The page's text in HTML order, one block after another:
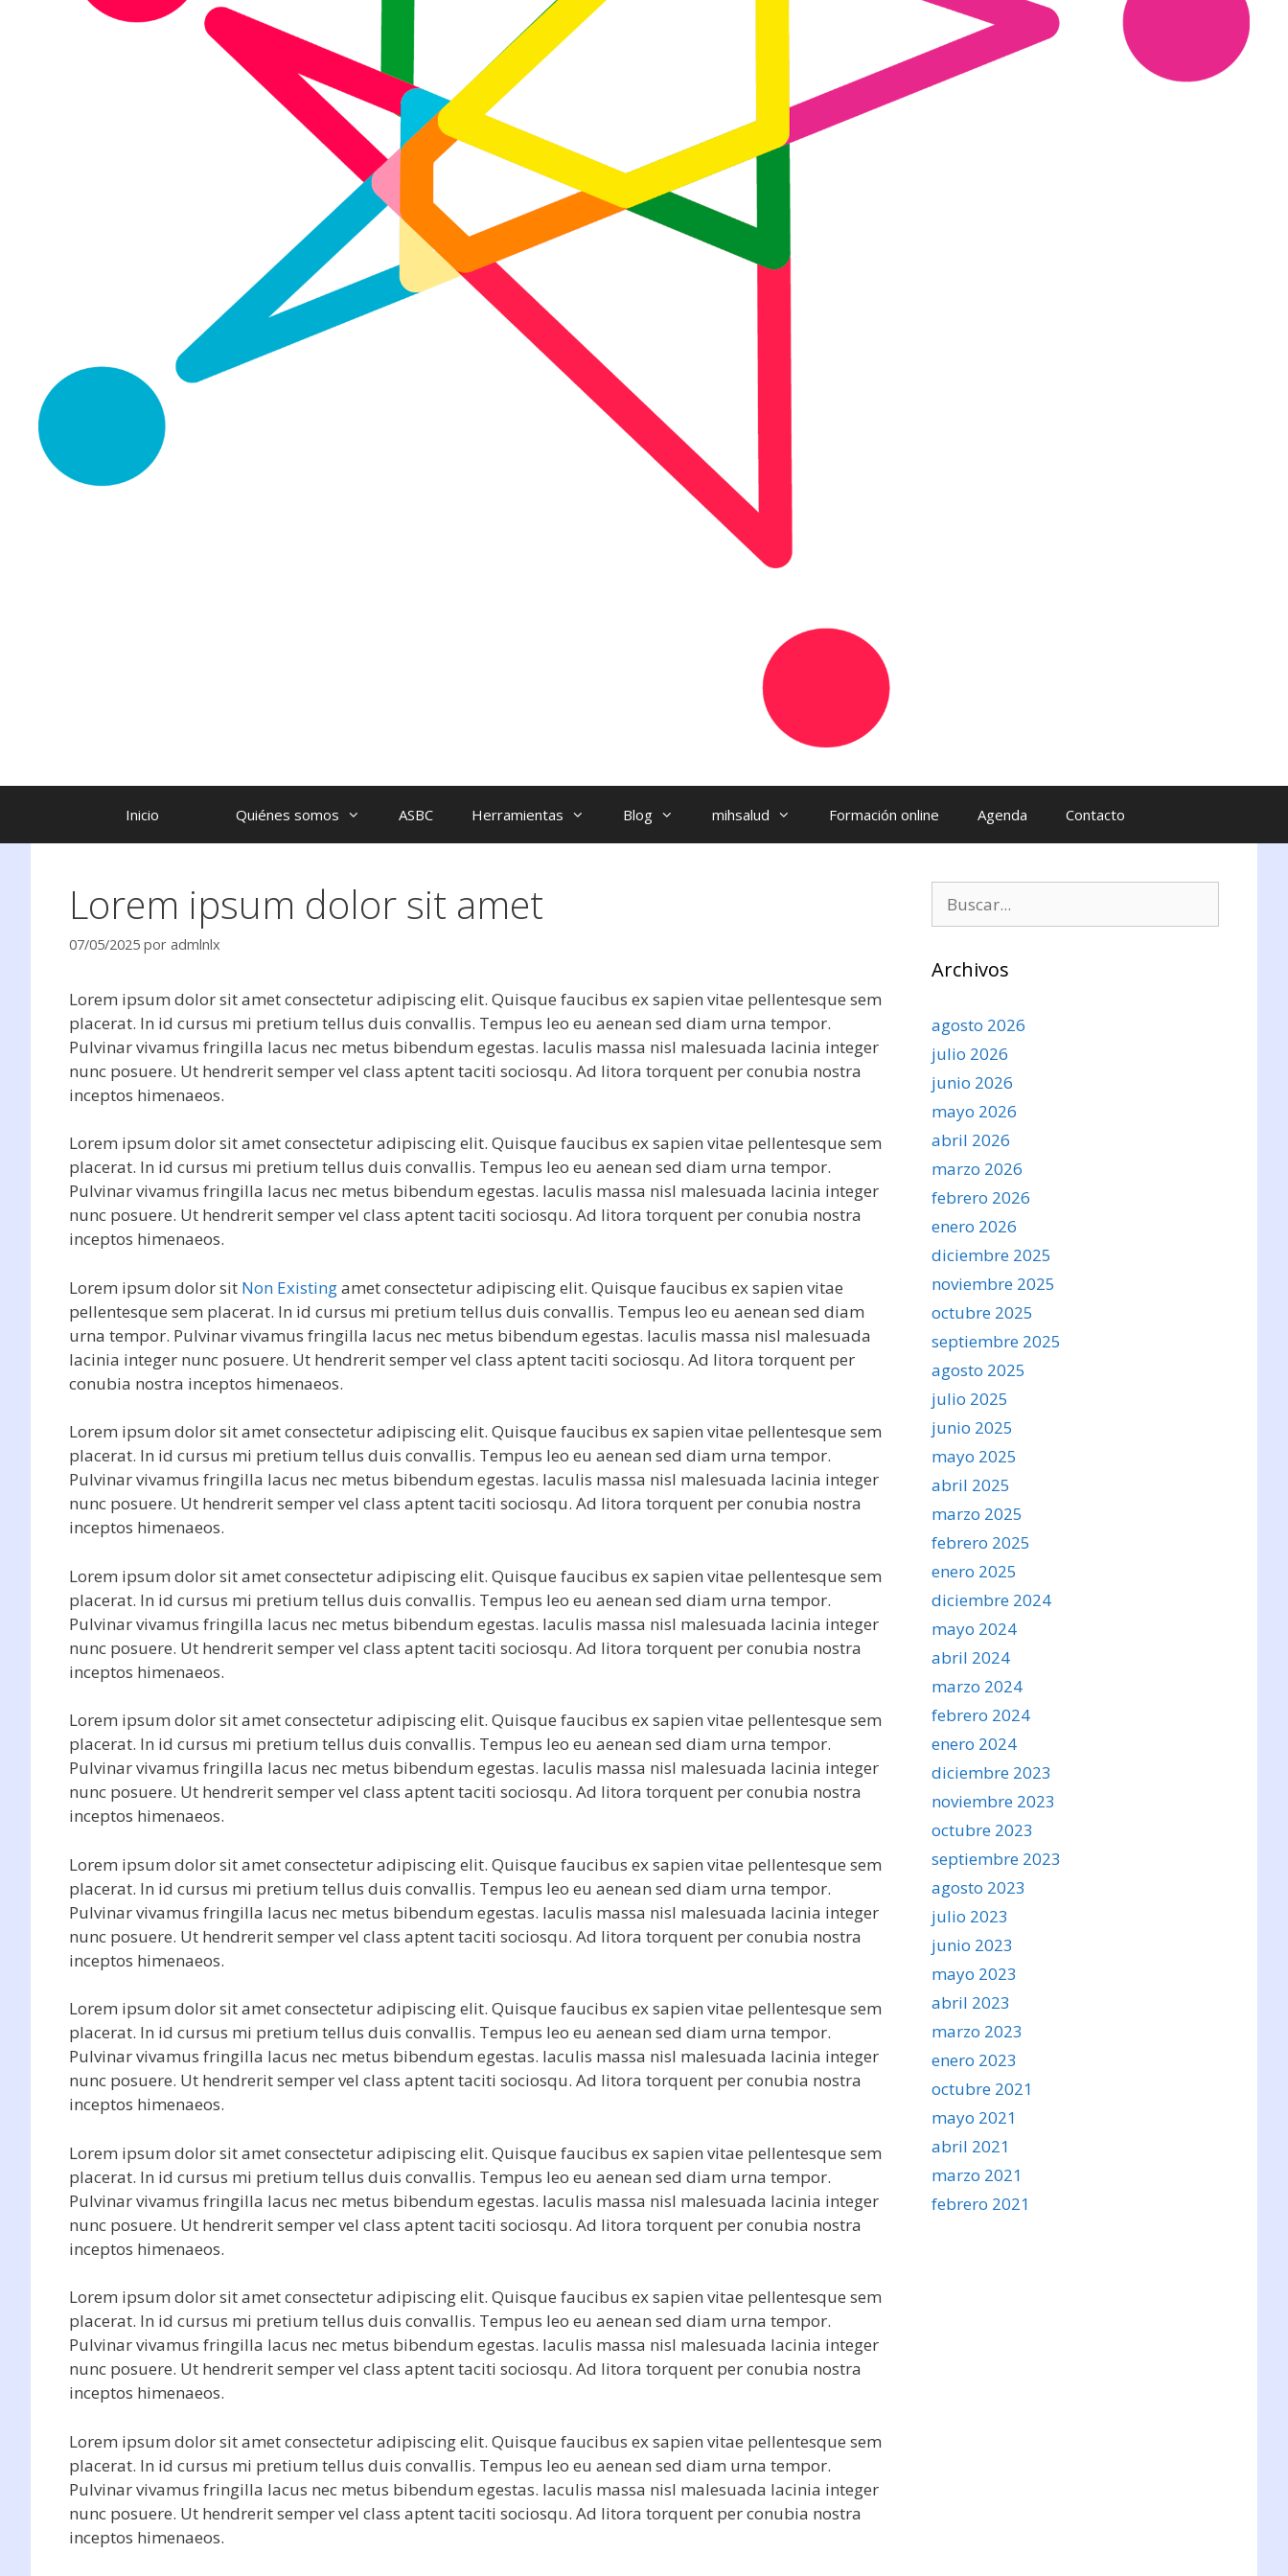
Inicio Quiénes somos ASBC Herramientas Blog mihsalud Formación online Agenda Contacto
Lorem ipsum dolor sit amet
07/05/2025 por admlnlx
Lorem ipsum dolor sit amet consectetur adipiscing elit. Quisque faucibus ex sapien vitae pellentesque sem
placerat. In id cursus mi pretium tellus duis convallis. Tempus leo eu aenean sed diam urna tempor.
Pulvinar vivamus fringilla lacus nec metus bibendum egestas. Iaculis massa nisl malesuada lacinia integer
nunc posuere. Ut hendrerit semper vel class aptent taciti sociosqu. Ad litora torquent per conubia nostra
inceptos himenaeos.
Lorem ipsum dolor sit amet consectetur adipiscing elit. Quisque faucibus ex sapien vitae pellentesque sem
placerat. In id cursus mi pretium tellus duis convallis. Tempus leo eu aenean sed diam urna tempor.
Pulvinar vivamus fringilla lacus nec metus bibendum egestas. Iaculis massa nisl malesuada lacinia integer
nunc posuere. Ut hendrerit semper vel class aptent taciti sociosqu. Ad litora torquent per conubia nostra
inceptos himenaeos.
Lorem ipsum dolor sit Non Existingamet consectetur adipiscing elit. Quisque faucibus ex sapien vitae
pellentesque sem placerat. In id cursus mi pretium tellus duis convallis. Tempus leo eu aenean sed diam
urna tempor. Pulvinar vivamus fringilla lacus nec metus bibendum egestas. Iaculis massa nisl malesuada
lacinia integer nunc posuere. Ut hendrerit semper vel class aptent taciti sociosqu. Ad litora torquent per
conubia nostra inceptos himenaeos.
Lorem ipsum dolor sit amet consectetur adipiscing elit. Quisque faucibus ex sapien vitae pellentesque sem
placerat. In id cursus mi pretium tellus duis convallis. Tempus leo eu aenean sed diam urna tempor.
Pulvinar vivamus fringilla lacus nec metus bibendum egestas. Iaculis massa nisl malesuada lacinia integer
nunc posuere. Ut hendrerit semper vel class aptent taciti sociosqu. Ad litora torquent per conubia nostra
inceptos himenaeos.
Lorem ipsum dolor sit amet consectetur adipiscing elit. Quisque faucibus ex sapien vitae pellentesque sem
placerat. In id cursus mi pretium tellus duis convallis. Tempus leo eu aenean sed diam urna tempor.
Pulvinar vivamus fringilla lacus nec metus bibendum egestas. Iaculis massa nisl malesuada lacinia integer
nunc posuere. Ut hendrerit semper vel class aptent taciti sociosqu. Ad litora torquent per conubia nostra
inceptos himenaeos.
Lorem ipsum dolor sit amet consectetur adipiscing elit. Quisque faucibus ex sapien vitae pellentesque sem
placerat. In id cursus mi pretium tellus duis convallis. Tempus leo eu aenean sed diam urna tempor.
Pulvinar vivamus fringilla lacus nec metus bibendum egestas. Iaculis massa nisl malesuada lacinia integer
nunc posuere. Ut hendrerit semper vel class aptent taciti sociosqu. Ad litora torquent per conubia nostra
inceptos himenaeos.
Lorem ipsum dolor sit amet consectetur adipiscing elit. Quisque faucibus ex sapien vitae pellentesque sem
placerat. In id cursus mi pretium tellus duis convallis. Tempus leo eu aenean sed diam urna tempor.
Pulvinar vivamus fringilla lacus nec metus bibendum egestas. Iaculis massa nisl malesuada lacinia integer
nunc posuere. Ut hendrerit semper vel class aptent taciti sociosqu. Ad litora torquent per conubia nostra
inceptos himenaeos.
Lorem ipsum dolor sit amet consectetur adipiscing elit. Quisque faucibus ex sapien vitae pellentesque sem
placerat. In id cursus mi pretium tellus duis convallis. Tempus leo eu aenean sed diam urna tempor.
Pulvinar vivamus fringilla lacus nec metus bibendum egestas. Iaculis massa nisl malesuada lacinia integer
nunc posuere. Ut hendrerit semper vel class aptent taciti sociosqu. Ad litora torquent per conubia nostra
inceptos himenaeos.
Lorem ipsum dolor sit amet consectetur adipiscing elit. Quisque faucibus ex sapien vitae pellentesque sem
placerat. In id cursus mi pretium tellus duis convallis. Tempus leo eu aenean sed diam urna tempor.
Pulvinar vivamus fringilla lacus nec metus bibendum egestas. Iaculis massa nisl malesuada lacinia integer
nunc posuere. Ut hendrerit semper vel class aptent taciti sociosqu. Ad litora torquent per conubia nostra
inceptos himenaeos.
Lorem ipsum dolor sit amet consectetur adipiscing elit. Quisque faucibus ex sapien vitae pellentesque sem
placerat. In id cursus mi pretium tellus duis convallis. Tempus leo eu aenean sed diam urna tempor.
Pulvinar vivamus fringilla lacus nec metus bibendum egestas. Iaculis massa nisl malesuada lacinia integer
nunc posuere. Ut hendrerit semper vel class aptent taciti sociosqu. Ad litora torquent per conubia nostra
inceptos himenaeos.
Lorem ipsum dolor sit amet consectetur adipiscing elit. Quisque faucibus ex sapien vitae pellentesque sem
placerat. In id cursus mi pretium tellus duis convallis. Tempus leo eu aenean sed diam urna tempor.
Pulvinar vivamus fringilla lacus nec metus bibendum egestas. Iaculis massa nisl malesuada lacinia integer
nunc posuere. Ut hendrerit semper vel class aptent taciti sociosqu. Ad litora torquent per conubia nostra
inceptos himenaeos.
Archivos
agosto 2026
julio 2026
junio 2026
mayo 2026
abril 2026
marzo 2026
febrero 2026
enero 2026
diciembre 2025
noviembre 2025
octubre 2025
septiembre 2025
agosto 2025
julio 2025
junio 2025
mayo 2025
abril 2025
marzo 2025
febrero 2025
enero 2025
diciembre 2024
mayo 2024
abril 2024
marzo 2024
febrero 2024
enero 2024
diciembre 2023
noviembre 2023
octubre 2023
septiembre 2023
agosto 2023
julio 2023
junio 2023
mayo 2023
abril 2023
marzo 2023
enero 2023
octubre 2021
mayo 2021
abril 2021
marzo 2021
febrero 2021